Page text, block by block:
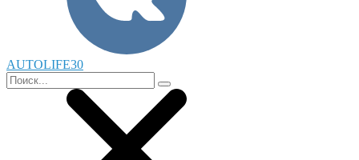
AUTOLIFE30